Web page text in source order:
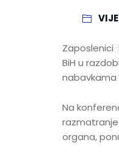
Zaposlenici
BiH u
nabavkama
Na
razmatranje
organa,